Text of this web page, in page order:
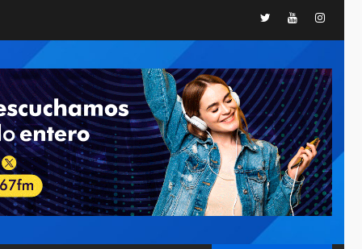
TwitterYoutube
7
GUERRA EN EL MUNDO
Ucrania y Rusia
intensifican
ofensivas de largo
alcance
NACIONALES
TITULARES
ÚLTIMA HORA
Instalan carpas
metálicas como
terminales
Aeropuerto de